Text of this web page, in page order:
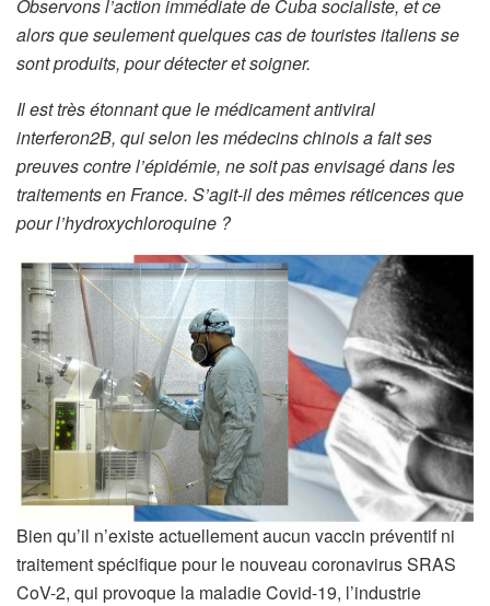
Observons l’action immédiate de Cuba socialiste, et ce
alors que seulement quelques cas de touristes italiens se
sont produits, pour détecter et soigner.
Il est très étonnant que le médicament antiviral
interferon2B, qui selon les médecins chinois a fait ses
preuves contre l’épidémie, ne soit pas envisagé dans les
traitements en France. S’agit-il des mêmes réticences que
pour l’hydroxychloroquine ?
Bien qu’il n’existe actuellement aucun vaccin préventif ni
traitement spécifique pour le nouveau coronavirus SRAS
CoV-2, qui provoque la maladie Covid-19, l’industrie